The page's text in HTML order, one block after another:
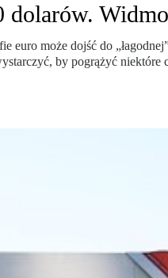
może dojść do
by pogrążyć